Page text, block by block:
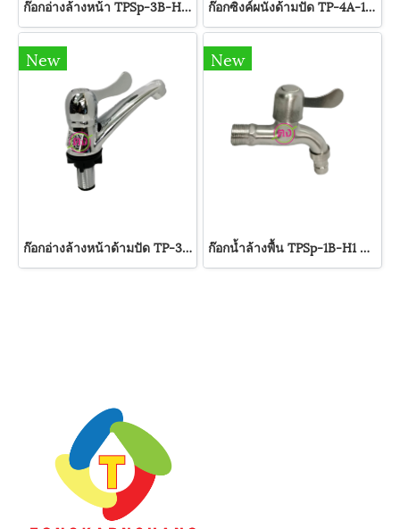
ก๊อกอ่างล้างหน้า TPSp-3B-H2 TAMPA ก๊อกซิงค์ผนังด้ามปัด TP-4A-1-16C TAMPA
New
ก๊อกอ่างล้างหน้าด้ามปัด TP-3A-1 TAMPA
New
ก๊อกน้ำล้างพื้น TPSp-1B-H1 TAMPA